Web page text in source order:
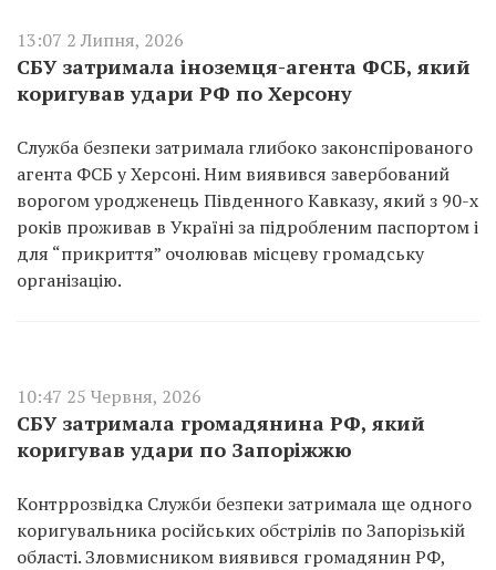
13:07 2 Липня, 2026
СБУ затримала іноземця-агента ФСБ, який
коригував удари РФ по Херсону
Служба безпеки затримала глибоко законспірованого
агента ФСБ у Херсоні. Ним виявився завербований
ворогом уродженець Південного Кавказу, який з 90-х
років проживав в Україні за підробленим паспортом і
для “прикриття” очолював місцеву громадську
організацію.
10:47 25 Червня, 2026
СБУ затримала громадянина РФ, який
коригував удари по Запоріжжю
Контррозвідка Служби безпеки затримала ще одного
коригувальника російських обстрілів по Запорізькій
області. Зловмисником виявився громадянин РФ,